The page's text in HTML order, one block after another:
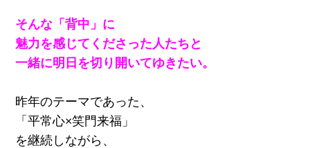
そんな「背中」に
魅力を感じてくださった人たちと
一緒に明日を切り開いてゆきたい。
昨年のテーマであった、
「平常心×笑門来福」
を継続しながら、